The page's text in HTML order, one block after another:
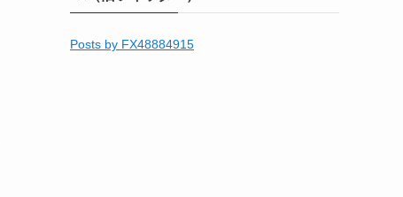
Posts by FX48884915